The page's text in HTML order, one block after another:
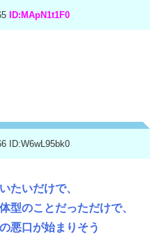
ID:MApN1t1F0
ID:W6wL95bk0
たいだけで、
型のことだっただけで、
悪口が始まりそう